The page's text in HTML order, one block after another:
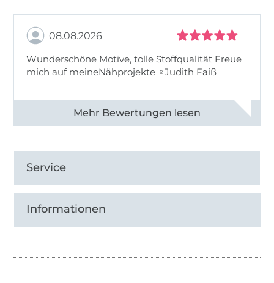
08.08.2026
Wunderschöne Motive, tolle Stoffqualität Freue
mich auf meineNähprojekte ♀Judith Faiß
Alle 82990 Bewertungen ansehen
Service
Informationen